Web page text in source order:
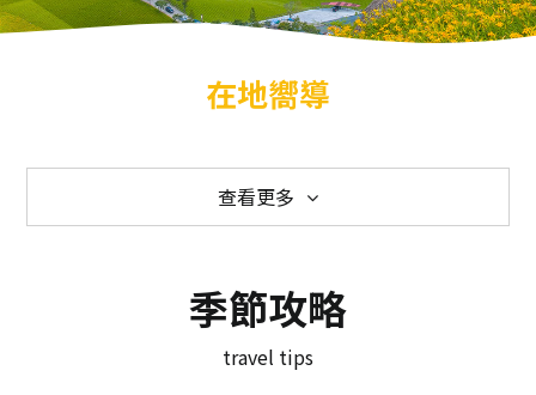
在地嚮導
查看更多
認識台灣
旅遊包車
季節攻略
travel tips